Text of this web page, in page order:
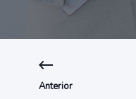
Anterior